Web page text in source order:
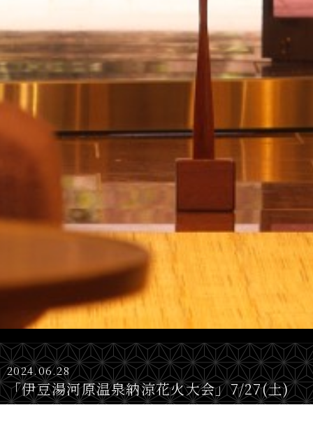
2024.06.28
「伊豆湯河原温泉納涼花火大会」7/27(土)